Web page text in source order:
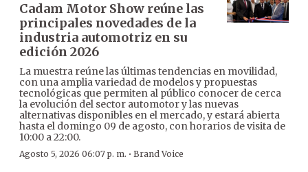
Cadam Motor Show reúne las
principales novedades de la
industria automotriz en su
edición 2026
La muestra reúne las últimas tendencias en movilidad,
con una amplia variedad de modelos y propuestas
tecnológicas que permiten al público conocer de cerca
la evolución del sector automotor y las nuevas
alternativas disponibles en el mercado, y estará abierta
hasta el domingo 09 de agosto, con horarios de visita de
10:00 a 22:00.
Agosto 5, 2026 06:07 p. m. · Brand Voice